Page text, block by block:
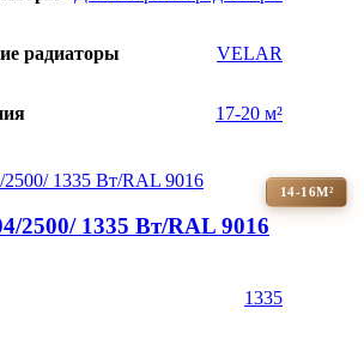
радиаторы VELAR
17-20 м²
14-16М²
2500/ 1335 Bт/RAL 9016
1335